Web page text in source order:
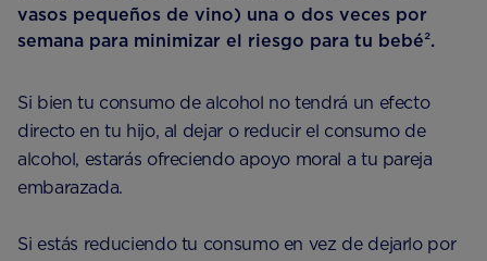
vasos pequeños de vino) una o dos veces por
semana para minimizar el riesgo para tu bebé².
Si bien tu consumo de alcohol no tendrá un efecto
directo en tu hijo, al dejar o reducir el consumo de
alcohol, estarás ofreciendo apoyo moral a tu pareja
embarazada.
Si estás reduciendo tu consumo en vez de dejarlo por